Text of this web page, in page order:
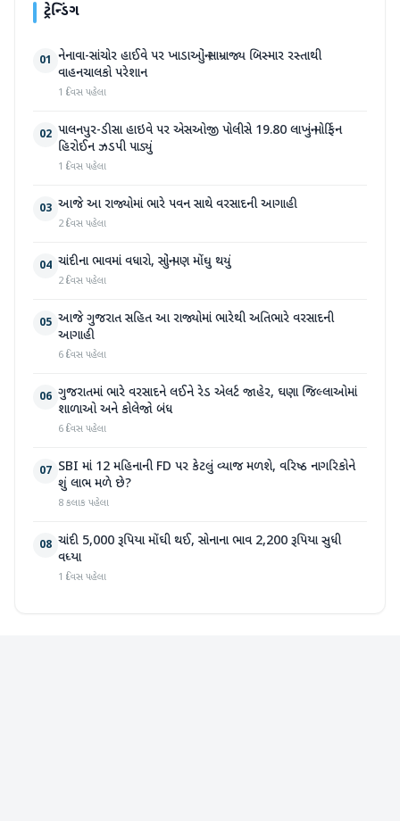
ટ્રેન્ડિંગ
01 નેનાવા-સાંચોર હાઈવે પર ખાડાઓનું સામ્રાજ્ય બિસ્માર રસ્તાથી
વાહનચાલકો પરેશાન
1 દિવસ પહેલા
02 પાલનપુર-ડીસા હાઇવે પર એસઓજી પોલીસે 19.80 લાખનું મોર્ફિન
હિરોઈન ઝડપી પાડ્યું
1 દિવસ પહેલા
03 આજે આ રાજ્યોમાં ભારે પવન સાથે વરસાદની આગાહી
2 દિવસ પહેલા
04 ચાંદીના ભાવમાં વધારો, સોનું પણ મોંઘુ થયું
2 દિવસ પહેલા
05 આજે ગુજરાત સહિત આ રાજ્યોમાં ભારેથી અતિભારે વરસાદની
આગાહી
6 દિવસ પહેલા
06 ગુજરાતમાં ભારે વરસાદને લઈને રેડ એલર્ટ જાહેર, ઘણા જિલ્લાઓમાં
શાળાઓ અને કોલેજો બંધ
6 દિવસ પહેલા
07 SBI માં 12 મહિનાની FD પર કેટલું વ્યાજ મળશે, વરિષ્ઠ નાગરિકોને
શું લાભ મળે છે?
8 કલાક પહેલા
08 ચાંદી 5,000 રૂપિયા મોંઘી થઈ, સોનાના ભાવ 2,200 રૂપિયા સુધી
વધ્યા
1 દિવસ પહેલા